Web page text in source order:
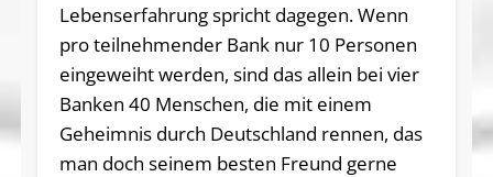
Lebenserfahrung spricht dagegen. Wenn
pro teilnehmender Bank nur 10 Personen
eingeweiht werden, sind das allein bei vier
Banken 40 Menschen, die mit einem
Geheimnis durch Deutschland rennen, das
man doch seinem besten Freund gerne